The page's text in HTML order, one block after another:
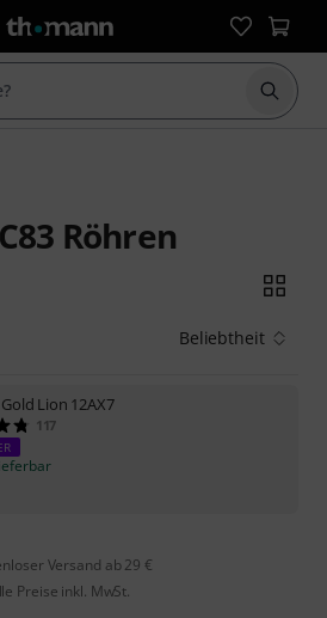
Suche
Röhren
Beliebtheit
Gold Lion 12AX7
117
Versand ab 29 €
Preise inkl. MwSt.